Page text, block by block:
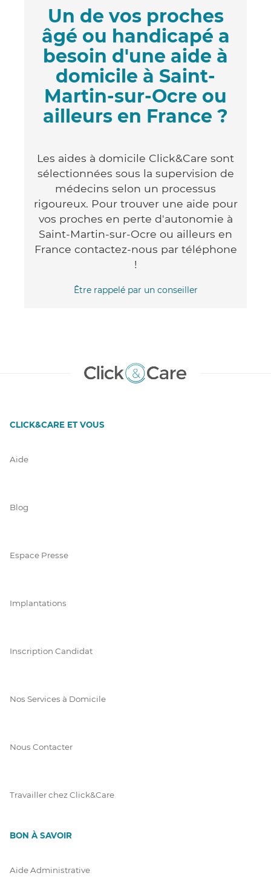
Un de vos proches
âgé ou handicapé a
besoin d'une aide à
domicile à Saint-
Martin-sur-Ocre ou
ailleurs en France ?
Les aides à domicile Click&Care sont
sélectionnées sous la supervision de
médecins selon un processus
rigoureux. Pour trouver une aide pour
vos proches en perte d'autonomie à
Saint-Martin-sur-Ocre ou ailleurs en
France contactez-nous par téléphone
!
Être rappelé par un conseiller
CLICK&CARE ET VOUS
Aide
Blog
Espace Presse
Implantations
Inscription Candidat
Nos Services à Domicile
Nous Contacter
Travailler chez Click&Care
BON À SAVOIR
Aide Administrative